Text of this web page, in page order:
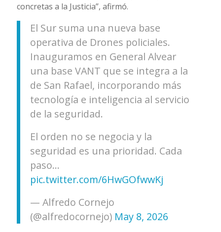
concretas a la Justicia”, afirmó.
El Sur suma una nueva base
operativa de Drones policiales.
Inauguramos en General Alvear
una base VANT que se integra a la
de San Rafael, incorporando más
tecnología e inteligencia al servicio
de la seguridad.
El orden no se negocia y la
seguridad es una prioridad. Cada
paso…
pic.twitter.com/6HwGOfwwKj
— Alfredo Cornejo
(@alfredocornejo) May 8, 2026